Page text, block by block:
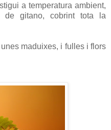
a temperatura ambient,
de gitano, cobrint tota la
maduixes, i fulles i flors